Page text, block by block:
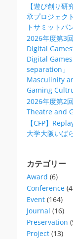
【遊び創り
承プロジェク
トサミットパ
2026年度第3
Digital
Digital
separation」
Masculinity
Gaming
2026年度第2
Theatre and
【CFP】
大学大阪いば
カテゴリー
Award (6)
Conference
Event (164)
Journal (16)
Preservation
Project (13)